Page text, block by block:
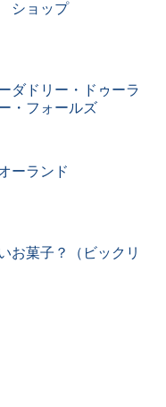
ショップ
ダドリー・ドゥーラ
・フォールズ
ーランド
お菓子？（ビックリ